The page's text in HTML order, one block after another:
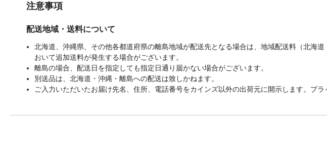
注意事項
配送地域・送料について
北海道、沖縄県、その他各都道府県の離島地域が配送先となる場合は、地域配送料（北海
おいて追加送料が発生する場合がございます。
離島の場合、配送日を指定しても指定日通り届かない場合がございます。
別送品は、北海道・沖縄・離島への配送は致しかねます。
ご入力いただいたお届け先名、住所、電話番号をカインズ以外の出荷元に開示します。プ